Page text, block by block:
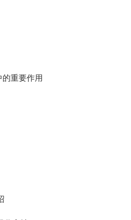
重要作用